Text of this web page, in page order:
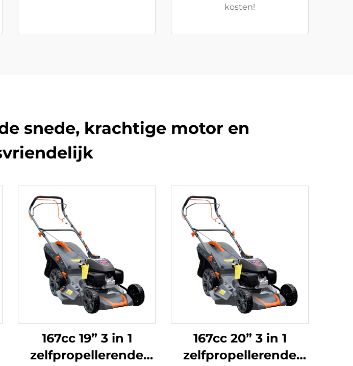
kosten!
snede, krachtige motor en
167cc 19” 3 in 1
zelfpropellerende
167cc 20” 3 in 1
zelfpropellerende